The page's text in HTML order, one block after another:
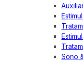
Sono